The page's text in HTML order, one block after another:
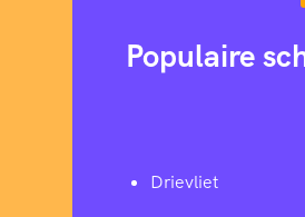
Populaire
Drievliet